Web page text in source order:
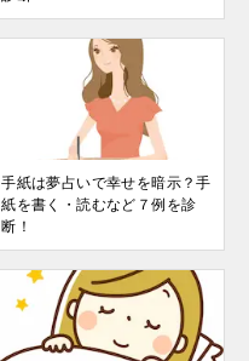
手紙は夢占いで幸せを暗示？手
紙を書く・読むなど７例を診
断！